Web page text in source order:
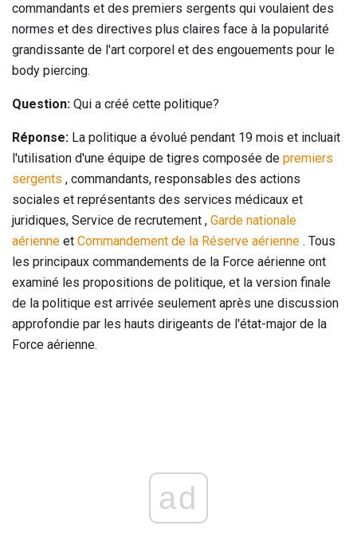
commandants et des premiers sergents qui voulaient des
normes et des directives plus claires face à la popularité
grandissante de l'art corporel et des engouements pour le
body piercing.
Question: Qui a créé cette politique?
Réponse: La politique a évolué pendant 19 mois et incluait
l'utilisation d'une équipe de tigres composée de premiers
sergents , commandants, responsables des actions
sociales et représentants des services médicaux et
juridiques, Service de recrutement , Garde nationale
aérienne et Commandement de la Réserve aérienne . Tous
les principaux commandements de la Force aérienne ont
examiné les propositions de politique, et la version finale
de la politique est arrivée seulement après une discussion
approfondie par les hauts dirigeants de l'état-major de la
Force aérienne.
ad